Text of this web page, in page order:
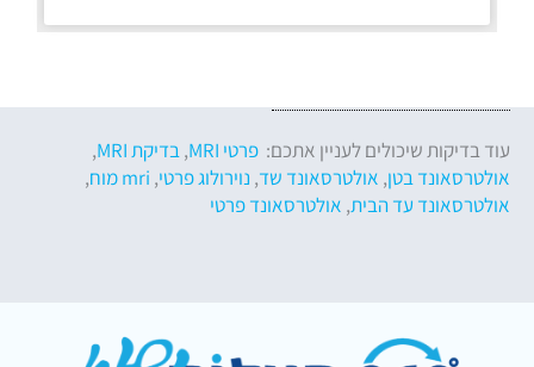
עוד בדיקות שיכולים לעניין אתכם: פרטי MRI ,בדיקת MRI
,
אולטרסאונד בטן, אולטרסאונד שד, נוירולוג פרטי, mri מוח
,
אולטרסאונד עד הבית, אולטרסאונד פרטי